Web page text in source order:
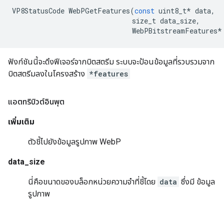
VP8StatusCode WebPGetFeatures(const uint8_t* data,
size_t data_size,
WebPBitstreamFeatures*
ฟังก์ชันนี้จะดึงฟีเจอร์จากบิตสตรีม ระบบจะป้อนข้อมูลที่รวบรวมจาก
บิตสตรีมลงในโครงสร้าง *features
แอตทริบิวต์อินพุต
เพิ่มเติม
ตัวชี้ไปยังข้อมูลรูปภาพ WebP
data_size
นี่คือขนาดของบล็อกหน่วยความจำที่ชี้โดย data ซึ่งมี ข้อมูล
รูปภาพ